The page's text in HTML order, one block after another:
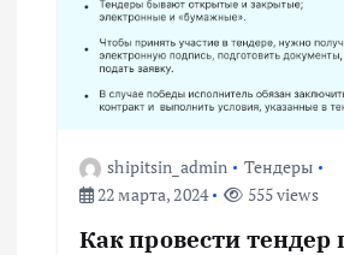
shipitsin_admin
Тендеры
22 марта, 2024
555 views
Как провести тендер